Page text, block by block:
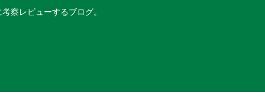
察レビューするブログ。